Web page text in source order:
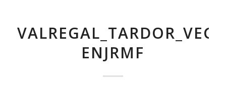
ENJRMF